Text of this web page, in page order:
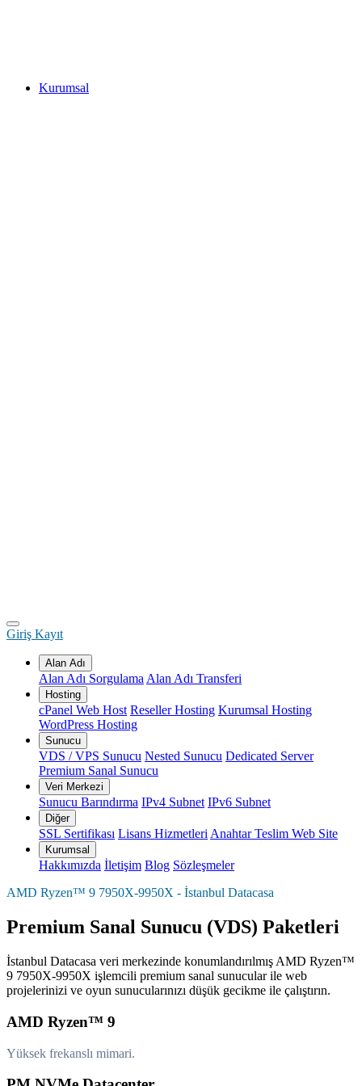
Kurumsal
Giriş Kayıt
Alan Adı
Alan Adı Sorgulama Alan Adı Transferi
Hosting
cPanel Web Host Reseller Hosting Kurumsal Hosting
WordPress Hosting
Sunucu
VDS / VPS Sunucu Nested Sunucu Dedicated Server
Premium Sanal Sunucu
Veri Merkezi
Sunucu Barındırma IPv4 Subnet IPv6 Subnet
Diğer
SSL Sertifikası Lisans Hizmetleri Anahtar Teslim Web Site
Kurumsal
Hakkımızda İletişim Blog Sözleşmeler
AMD Ryzen™ 9 7950X-9950X - İstanbul Datacasa
Premium Sanal Sunucu (VDS) Paketleri
İstanbul Datacasa veri merkezinde konumlandırılmış AMD Ryzen™
9 7950X-9950X işlemcili premium sanal sunucular ile web
projelerinizi ve oyun sunucularınızı düşük gecikme ile çalıştırın.
AMD Ryzen™ 9
Yüksek frekanslı mimari.